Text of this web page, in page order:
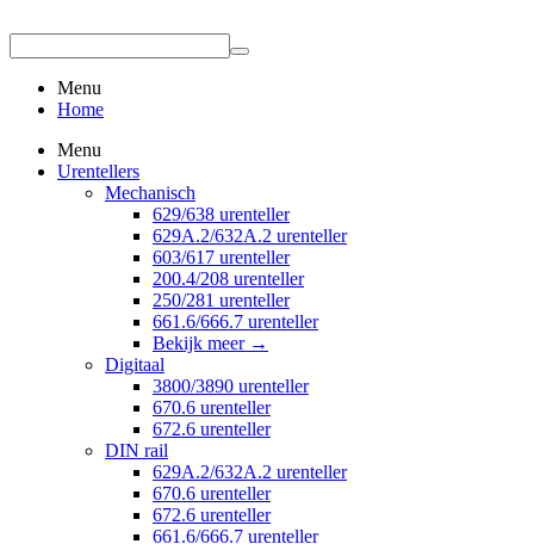
Menu
Home
Menu
Urentellers
Mechanisch
629/638 urenteller
629A.2/632A.2 urenteller
603/617 urenteller
200.4/208 urenteller
250/281 urenteller
661.6/666.7 urenteller
Bekijk meer →
Digitaal
3800/3890 urenteller
670.6 urenteller
672.6 urenteller
DIN rail
629A.2/632A.2 urenteller
670.6 urenteller
672.6 urenteller
661.6/666.7 urenteller